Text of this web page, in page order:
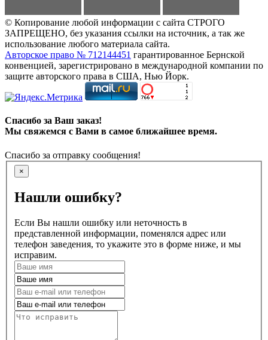
© Копирование любой информации с сайта СТРОГО
ЗАПРЕЩЕНО, без указания ссылки на источник, а так же
использование любого материала сайта.
Авторское право № 712144451 гарантированное Бернской
конвенцией, зарегистрировано в международной компании по
защите авторского права в США, Нью Йорк.
Спасибо за Ваш заказ!
Мы свяжемся с Вами в самое ближайшее время.
Спасибо за отправку сообщения!
×
Нашли ошибку?
Если Вы нашли ошибку или неточность в
представленной информации, поменялся адрес или
телефон заведения, то укажите это в форме ниже, и мы
исправим.